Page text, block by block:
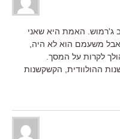
ג'רמוש. האמת היא שאני
משעמם הוא לא היה,
לקרות על המסך.
ההולוודית, הקשקשנות